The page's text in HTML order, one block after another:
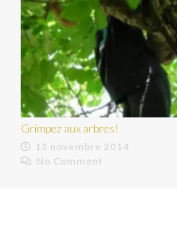
Grimpez aux arbres!
13 novembre 2014
No Comment